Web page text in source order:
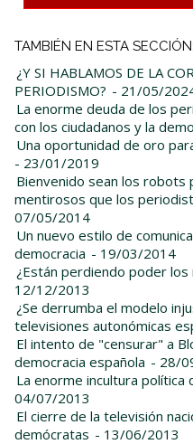
TAMBIÉN EN ESTA SECCIÓN:
¿Y SI HABLAMOS DE LA
PERIODISMO? - 21/05/
La enorme deuda de los
con los ciudadanos y la
Una oportunidad de oro
- 23/01/2019
Bienvenido sean los
mentirosos que los
07/05/2014
Un nuevo estilo de
democracia - 19/03/2014
¿Están perdiendo poder los
12/12/2013
¿Se derrumba el modelo
televisiones autonómicas
El intento de "censurar" a
democracia española - 28/
La enorme incultura política
04/07/2013
El cierre de la televisión
demócratas - 13/06/2013